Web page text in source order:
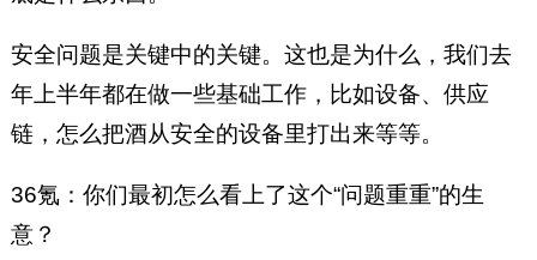
安全问题是关键中的关键。这也是为什么，我们去
年上半年都在做一些基础工作，比如设备、供应
链，怎么把酒从安全的设备里打出来等等。
36氪：你们最初怎么看上了这个“问题重重”的生
意？